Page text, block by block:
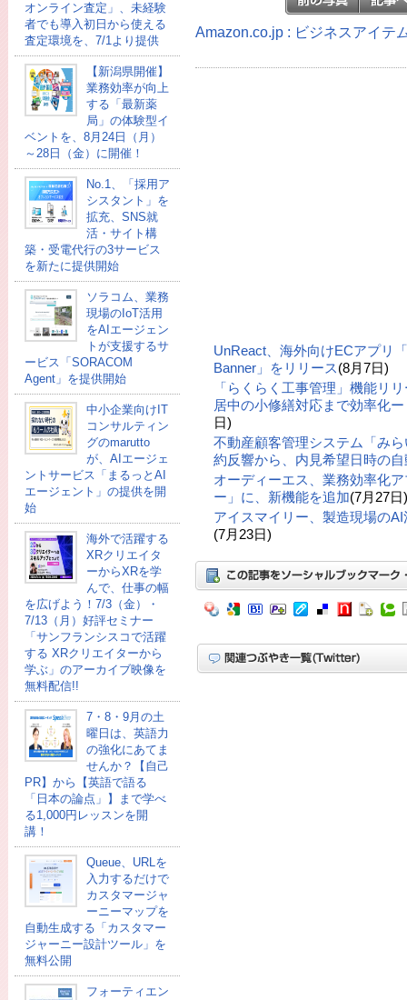
オンライン査定」、未経験
者でも導入初日から使える
査定環境を、7/1より提供
【新潟県開催】
業務効率が向上
する「最新薬
局」の体験型イ
ベントを、8月24日（月）
～28日（金）に開催！
No.1、「採用ア
シスタント」を
拡充、SNS就
活・サイト構
築・受電代行の3サービス
を新たに提供開始
ソラコム、業務
現場のIoT活用
をAIエージェン
トが支援するサ
ービス「SORACOM
Agent」を提供開始
中小企業向けIT
コンサルティン
グのmarutto
が、AIエージェ
ントサービス「まるっとAI
エージェント」の提供を開
始
海外で活躍する
XRクリエイタ
ーからXRを学
んで、仕事の幅
を広げよう！7/3（金）・
7/13（月）好評セミナー
「サンフランシスコで活躍
する XRクリエイターから
学ぶ」のアーカイブ映像を
無料配信!!
7・8・9月の土
曜日は、英語力
の強化にあてま
せんか？【自己
PR】から【英語で語る
「日本の論点」】まで学べ
る1,000円レッスンを開
講！
Queue、URLを
入力するだけで
カスタマージャ
ーニーマップを
自動生成する「カスタマー
ジャーニー設計ツール」を
無料公開
フォーティエン
Amazon.co.jp : ビジネスアイテ
UnReact、海外向けECアプリ
Banner」をリリース(8月7日)
「らくらく工事管理」機能リ
居中の小修繕対応まで効率化
日)
不動産顧客管理システム「み
約反響から、内見希望日時の
オーディーエス、業務効率化
ー」に、新機能を追加(7月27日)
アイスマイリー、製造現場の
(7月23日)